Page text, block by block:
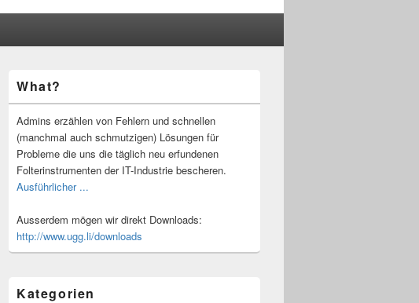
Seitenleisten-
Widgetbereich
What?
Admins erzählen von Fehlern und schnellen
(manchmal auch schmutzigen) Lösungen für
Probleme die uns die täglich neu erfundenen
Folterinstrumenten der IT-Industrie bescheren.
Ausführlicher ...
Ausserdem mögen wir direkt Downloads:
http://www.ugg.li/downloads
Kategorien